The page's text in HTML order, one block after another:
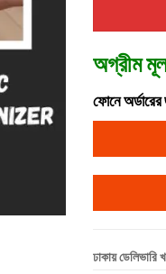
অগ্রীম
ফোনে
ঢাকায় ডেলিভারি